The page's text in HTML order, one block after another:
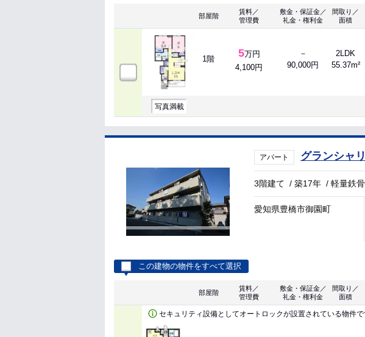
部屋階
賃料／
管理費
敷金・保証金／
礼金・権利金
間取り／
面積
1階 5万円
4,100円
－
90,000円
2LDK
55.37m²
写真満載
アパート グランシャ
3階建て /築17年 /軽量鉄骨
愛知県豊橋市御園町
この建物の物件をすべて選択
部屋階
賃料／
管理費
敷金・保証金／
礼金・権利金
間取り／
面積
セキュリティ設備としてオートロックが設置されている物件で